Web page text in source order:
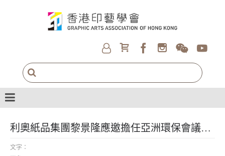
利奧紙品集團黎景隆應邀擔任亞洲環保會議主講嘉賓之一 分享有關環保業綠色及可持續金融議題
文字：